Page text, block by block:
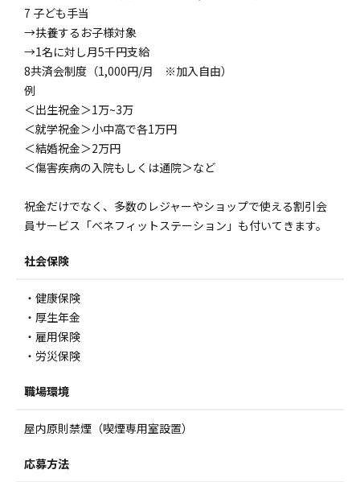
7 子ども手当
→扶養するお子様対象
→1名に対し月5千円支給
8共済会制度（1,000円/月 ※加入自由）
例
＜出生祝金＞1万~3万
＜就学祝金＞小中高で各1万円
＜結婚祝金＞2万円
＜傷害疾病の入院もしくは通院＞など
祝金だけでなく、多数のレジャーやショップで使える割引会
員サービス「ベネフィットステーション」も付いてきます。
社会保険
・健康保険
・厚生年金
・雇用保険
・労災保険
職場環境
屋内原則禁煙（喫煙専用室設置）
応募方法